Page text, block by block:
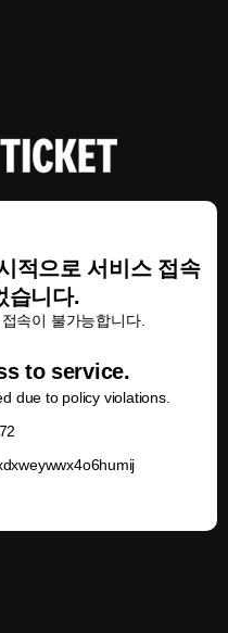
적으로 서비스 접속
습니다.
속이 불가능합니다.
to service.
due to policy violations.